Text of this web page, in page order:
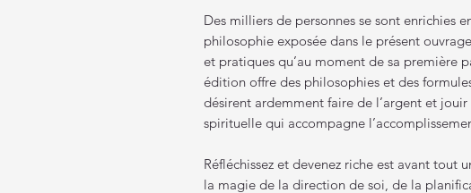
Des milliers de personnes se sont enrichies
philosophie exposée dans le présent
et pratiques qu’au moment de sa première
édition offre des philosophies et des
désirent ardemment faire de l’argent et
spirituelle qui accompagne
Réfléchissez et devenez riche est avant tout
la magie de la direction de soi, de la